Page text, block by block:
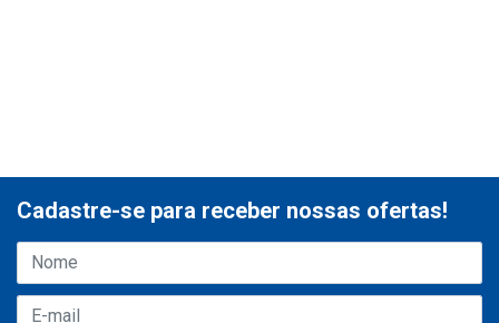
Cadastre-se para receber nossas ofertas!